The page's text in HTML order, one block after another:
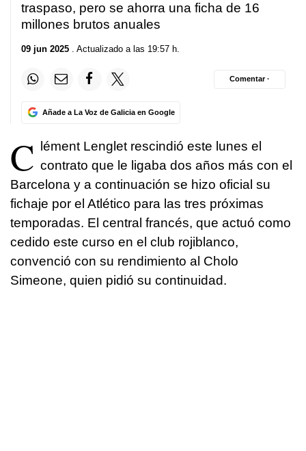
traspaso, pero se ahorra una ficha de 16
millones brutos anuales
09 jun 2025 . Actualizado a las 19:57 h.
Añade a La Voz de Galicia en Google
Comentar ·
C lément Lenglet rescindió este lunes el
contrato que le ligaba dos años más con el
Barcelona y a continuación se hizo oficial su
fichaje por el Atlético para las tres próximas
temporadas. El central francés, que actuó como
cedido este curso en el club rojiblanco,
convenció con su rendimiento al Cholo
Simeone, quien pidió su continuidad.